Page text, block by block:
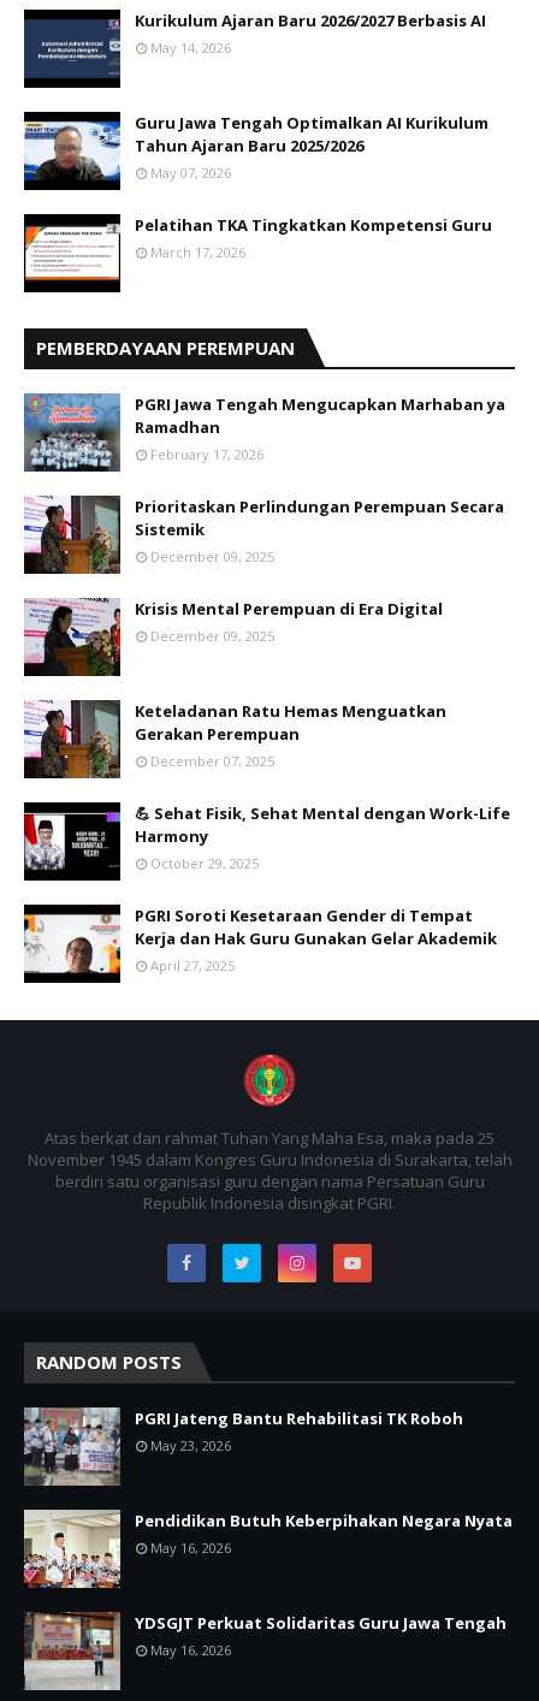
Kurikulum Ajaran Baru 2026/2027 Berbasis AI
May 14, 2026
Guru Jawa Tengah Optimalkan AI Kurikulum
Tahun Ajaran Baru 2025/2026
May 07, 2026
Pelatihan TKA Tingkatkan Kompetensi Guru
March 17, 2026
PEMBERDAYAAN PEREMPUAN
PGRI Jawa Tengah Mengucapkan Marhaban ya
Ramadhan
February 17, 2026
Prioritaskan Perlindungan Perempuan Secara
Sistemik
December 09, 2025
Krisis Mental Perempuan di Era Digital
December 09, 2025
Keteladanan Ratu Hemas Menguatkan
Gerakan Perempuan
December 07, 2025
💪 Sehat Fisik, Sehat Mental dengan Work-Life
Harmony
October 29, 2025
PGRI Soroti Kesetaraan Gender di Tempat
Kerja dan Hak Guru Gunakan Gelar Akademik
April 27, 2025
Atas berkat dan rahmat Tuhan Yang Maha Esa, maka pada 25
November 1945 dalam Kongres Guru Indonesia di Surakarta, telah
berdiri satu organisasi guru dengan nama Persatuan Guru
Republik Indonesia disingkat PGRI.
RANDOM POSTS
PGRI Jateng Bantu Rehabilitasi TK Roboh
May 23, 2026
Pendidikan Butuh Keberpihakan Negara Nyata
May 16, 2026
YDSGJT Perkuat Solidaritas Guru Jawa Tengah
May 16, 2026